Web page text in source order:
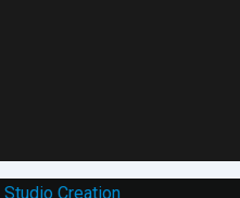
Studio Creation